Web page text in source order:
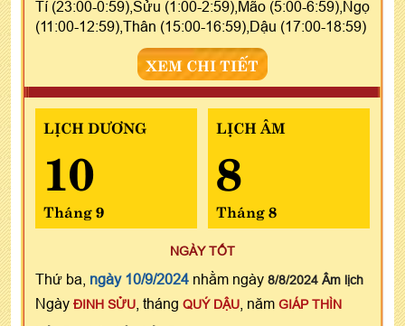
Tí (23:00-0:59),Sửu (1:00-2:59),Mão (5:00-6:59),Ngọ
(11:00-12:59),Thân (15:00-16:59),Dậu (17:00-18:59)
XEM CHI TIẾT
LỊCH DƯƠNG
10
Tháng 9
LỊCH ÂM
8
Tháng 8
NGÀY TỐT
Thứ ba, ngày 10/9/2024 nhằm ngày 8/8/2024 Âm lịch
Ngày ĐINH SỬU , tháng QUÝ DẬU , năm GIÁP THÌN